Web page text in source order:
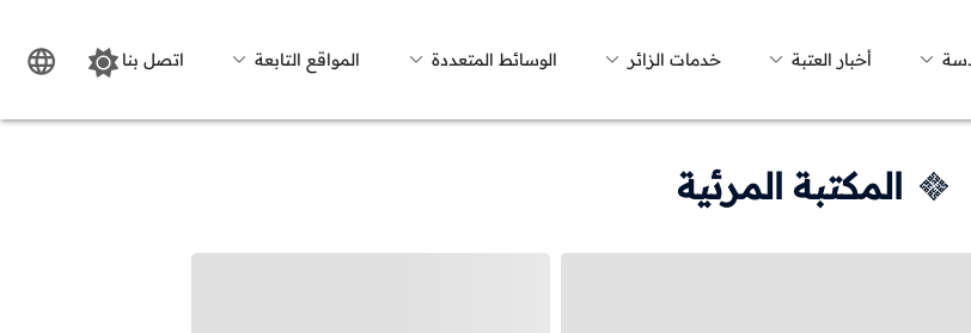
أخبار العتبة خدمات الزائر الوسائط المتعددة المواقع التابعة اتصل بنا
المكتبة المرئية